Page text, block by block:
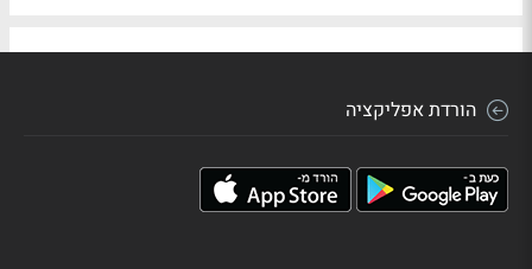
הורדת אפליקציה